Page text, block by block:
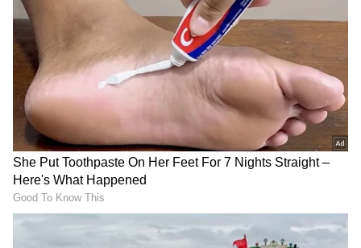
ಐಪಿಎಲ್ ಟೂರ್ನಿಯಲ್ಲಾಗಲಿ ಎಲ್ಲಾ ಮಾದರಿಯಲ್ಲೂ ಧೋನಿ
ಟ್ರೋಫಿ ಗೆದ್ದುಕೊಂಡಿದ್ದಾರೆ.
ಧೋನಿ ನಾಯಕತ್ವದಲ್ಲಿ ಆಡಿದ 4 ಫೈನಲ್ ಪಂದ್ಯದಲ್ಲಿ ಭಾರತ
RECOMMENDED STORIES